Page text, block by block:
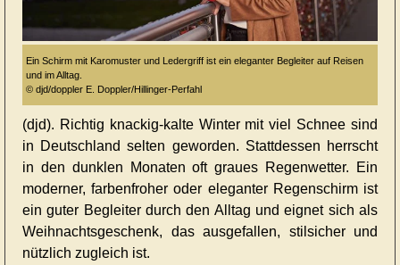
Ein Schirm mit Karomuster und Ledergriff ist ein eleganter Begleiter auf Reisen
und im Alltag.
© djd/doppler E. Doppler/Hillinger-Perfahl
(djd). Richtig knackig-kalte Winter mit viel Schnee sind
in Deutschland selten geworden. Stattdessen herrscht
in den dunklen Monaten oft graues Regenwetter. Ein
moderner, farbenfroher oder eleganter Regenschirm ist
ein guter Begleiter durch den Alltag und eignet sich als
Weihnachtsgeschenk, das ausgefallen, stilsicher und
nützlich zugleich ist.